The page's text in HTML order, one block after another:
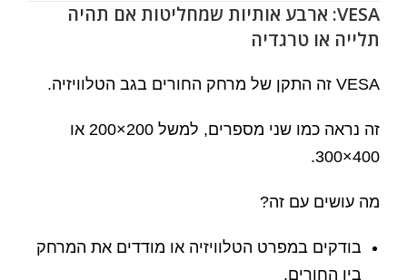
VESA: ארבע אותיות שמחליטות אם תהיה
תלייה או טרגדיה
VESA זה התקן של מרחק החורים בגב הטלוויזיה.
זה נראה כמו שני מספרים, למשל 200×200 או
400×300.
מה עושים עם זה?
בודקים במפרט הטלוויזיה או מודדים את המרחק
בין החורים.